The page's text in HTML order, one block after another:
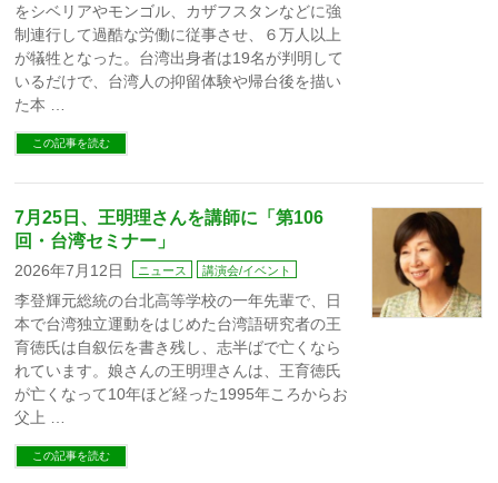
をシベリアやモンゴル、カザフスタンなどに強
制連行して過酷な労働に従事させ、６万人以上
が犠牲となった。台湾出身者は19名が判明して
いるだけで、台湾人の抑留体験や帰台後を描い
た本 …
この記事を読む
7月25日、王明理さんを講師に「第106
回・台湾セミナー」
2026年7月12日 ニュース 講演会/イベント
李登輝元総統の台北高等学校の一年先輩で、日
本で台湾独立運動をはじめた台湾語研究者の王
育徳氏は自叙伝を書き残し、志半ばで亡くなら
れています。娘さんの王明理さんは、王育徳氏
が亡くなって10年ほど経った1995年ころからお
父上 …
この記事を読む